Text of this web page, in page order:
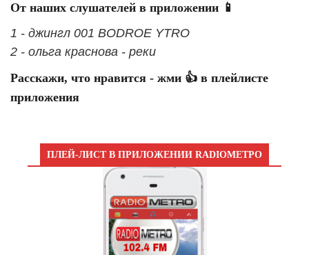
От наших слушателей в приложении 📱
1 - джингл 001 BODROE YTRO
2 - ольга краснова - реки
Расскажи, что нравится - жми 👍 в плейлисте
приложения
ПЛЕЙ-ЛИСТ В ПРИЛОЖЕНИИ RADIOМЕТРО